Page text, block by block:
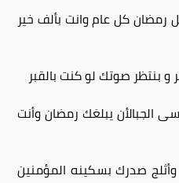
كل عام وانت بألف خير
و بنتظر صوتك لو كنت بالقبر
الجبالأن يبلغك رمضان وأنت
وأثلج صدرك بسكينه المؤمنين